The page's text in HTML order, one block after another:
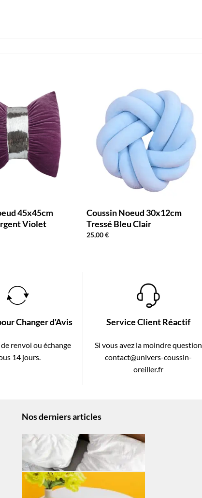
45x45cm
Violet
Coussin Noeud 30x12cm
Tressé Bleu Clair
25,00€
Changer d'Avis
renvoi ou échange
14 jours.
Service Client Réactif
Si vous avez la moindre question
contact@univers-coussin-
oreiller.fr
Nos derniers articles